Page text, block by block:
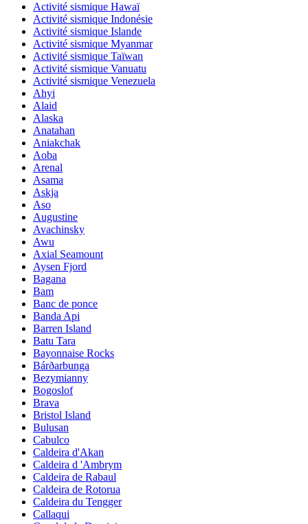
Activité sismique Hawaï
Activité sismique Indonésie
Activité sismique Islande
Activité sismique Myanmar
Activité sismique Taïwan
Activité sismique Vanuatu
Activité sismique Venezuela
Ahyi
Alaid
Alaska
Anatahan
Aniakchak
Aoba
Arenal
Asama
Askja
Aso
Augustine
Avachinsky
Awu
Axial Seamount
Aysen Fjord
Bagana
Bam
Banc de ponce
Banda Api
Barren Island
Batu Tara
Bayonnaise Rocks
Bárðarbunga
Bezymianny
Bogoslof
Brava
Bristol Island
Bulusan
Cabulco
Caldeira d'Akan
Caldeira d 'Ambrym
Caldeira de Rabaul
Caldeira de Rotorua
Caldeira du Tengger
Callaqui